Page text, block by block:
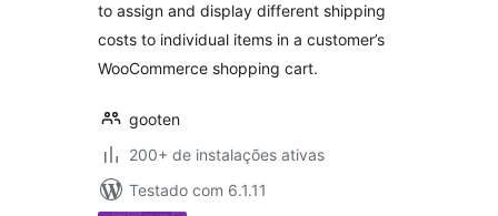
to assign and display different shipping
costs to individual items in a customer’s
WooCommerce shopping cart.
gooten
200+ de instalações ativas
Testado com 6.1.11